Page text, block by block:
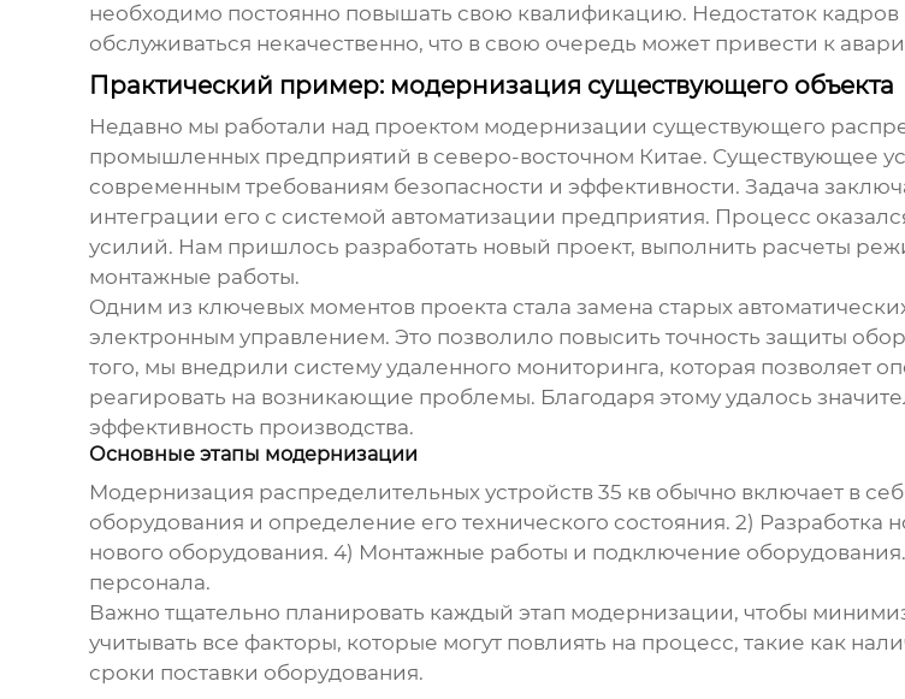
необходимо постоянно повышать свою квалификацию. Недостаток кадров
обслуживаться некачественно, что в свою очередь может привести к
Практический пример: модернизация существующего объекта
Недавно мы работали над проектом модернизации существующего
промышленных предприятий в северо-восточном Китае. Существующее
современным требованиям безопасности и эффективности. Задача
интеграции его с системой автоматизации предприятия. Процесс
усилий. Нам пришлось разработать новый проект, выполнить расчеты
монтажные работы.
Одним из ключевых моментов проекта стала замена старых
электронным управлением. Это позволило повысить точность защиты
того, мы внедрили систему удаленного мониторинга, которая позволяет
реагировать на возникающие проблемы. Благодаря этому удалось
эффективность производства.
Основные этапы модернизации
Модернизация распределительных устройств 35 квобычно включает в
оборудования и определение его технического состояния. 2) Разработка
нового оборудования. 4) Монтажные работы и подключение
персонала.
Важно тщательно планировать каждый этап модернизации, чтобы
учитывать все факторы, которые могут повлиять на процесс, такие как
сроки поставки оборудования.